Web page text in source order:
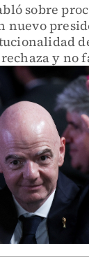
sobre
nuevo
rechaza y no